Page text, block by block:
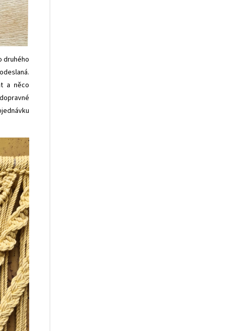
druhého
a něco